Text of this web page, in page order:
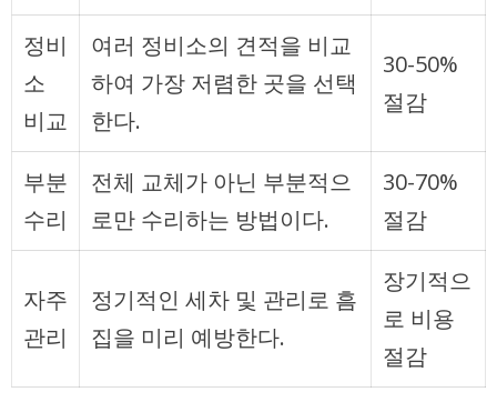
정비
소
비교
여러 정비소의 견적을 비교
하여 가장 저렴한 곳을 선택
한다.
30-50%
절감
부분
수리
전체 교체가 아닌 부분적으
로만 수리하는 방법이다.
30-70%
절감
자주
관리
정기적인 세차 및 관리로 흠
집을 미리 예방한다.
장기적으
로 비용
절감